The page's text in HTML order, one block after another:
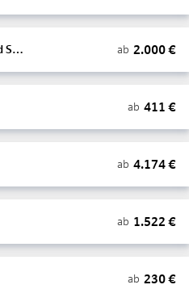
Bonaire, Sint Eustatius und Saba ab 2.000€
ab 411 €
ab 4.174€
ab 1.522 €
ab 230€